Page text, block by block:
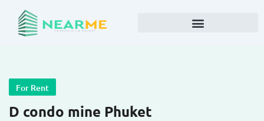
For Rent
D condo mine Phuket